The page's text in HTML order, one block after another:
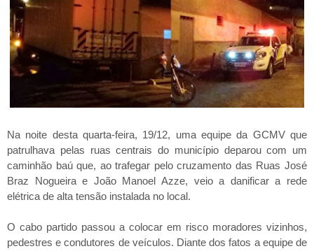
Na noite desta quarta-feira, 19/12, uma equipe da GCMV que
patrulhava pelas ruas centrais do município deparou com um
caminhão baú que, ao trafegar pelo cruzamento das Ruas José
Braz Nogueira e João Manoel Azze, veio a danificar a rede
elétrica de alta tensão instalada no local.
O cabo partido passou a colocar em risco moradores vizinhos,
pedestres e condutores de veículos. Diante dos fatos a equipe de